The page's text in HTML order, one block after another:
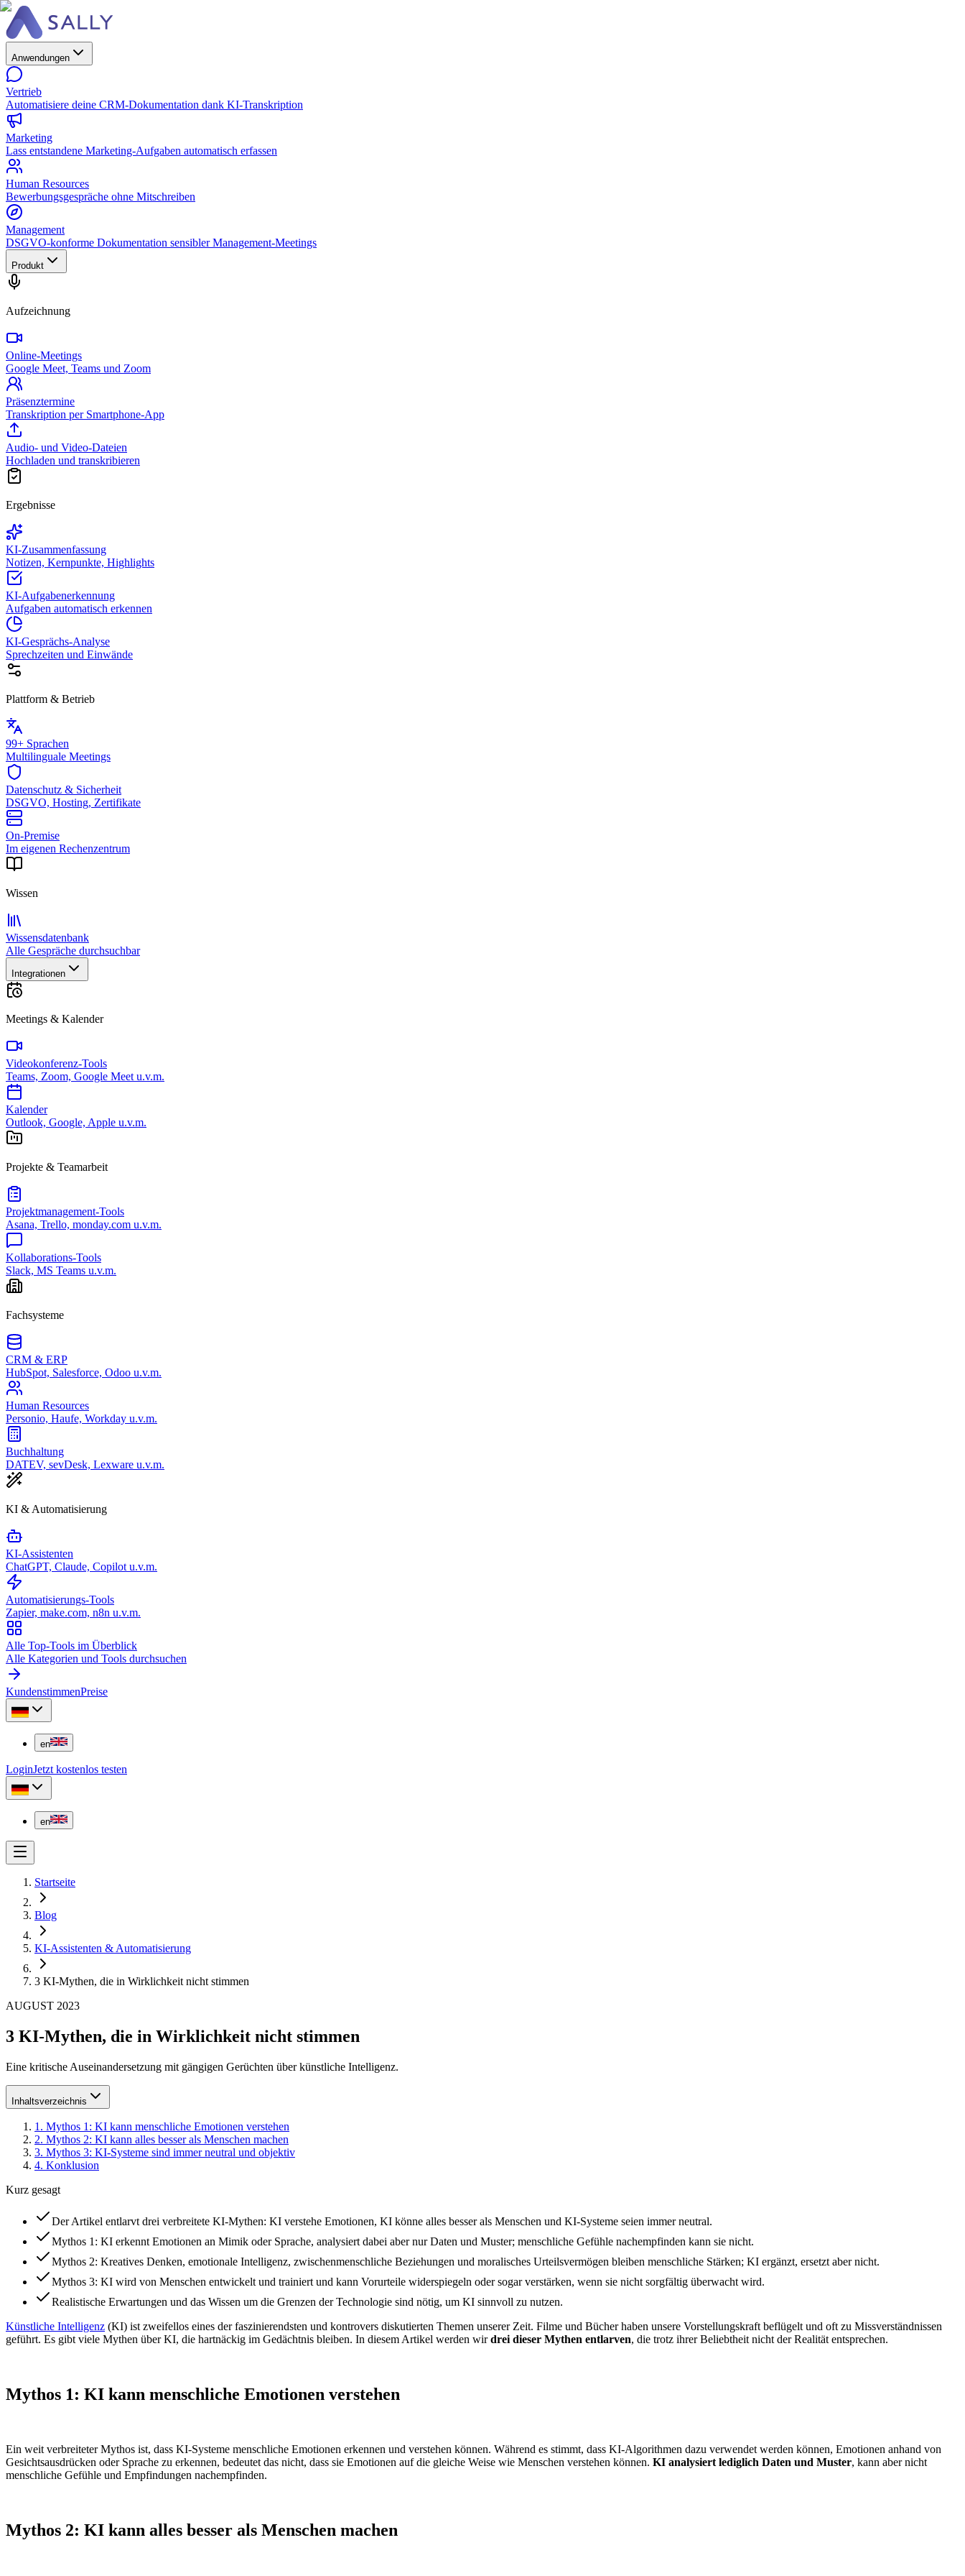
Anwendungen
Vertrieb
Automatisiere deine CRM-Dokumentation dank KI-Transkription
Marketing
Lass entstandene Marketing-Aufgaben automatisch erfassen
Human Resources
Bewerbungsgespräche ohne Mitschreiben
Management
DSGVO-konforme Dokumentation sensibler Management-Meetings
Produkt
Aufzeichnung
Online-Meetings
Google Meet, Teams und Zoom
Präsenztermine
Transkription per Smartphone-App
Audio- und Video-Dateien
Hochladen und transkribieren
Ergebnisse
KI-Zusammenfassung
Notizen, Kernpunkte, Highlights
KI-Aufgabenerkennung
Aufgaben automatisch erkennen
KI-Gesprächs-Analyse
Sprechzeiten und Einwände
Plattform & Betrieb
99+ Sprachen
Multilinguale Meetings
Datenschutz & Sicherheit
DSGVO, Hosting, Zertifikate
On-Premise
Im eigenen Rechenzentrum
Wissen
Wissensdatenbank
Alle Gespräche durchsuchbar
Integrationen
Meetings & Kalender
Videokonferenz-Tools
Teams, Zoom, Google Meet u.v.m.
Kalender
Outlook, Google, Apple u.v.m.
Projekte & Teamarbeit
Projektmanagement-Tools
Asana, Trello, monday.com u.v.m.
Kollaborations-Tools
Slack, MS Teams u.v.m.
Fachsysteme
CRM & ERP
HubSpot, Salesforce, Odoo u.v.m.
Human Resources
Personio, Haufe, Workday u.v.m.
Buchhaltung
DATEV, sevDesk, Lexware u.v.m.
KI & Automatisierung
KI-Assistenten
ChatGPT, Claude, Copilot u.v.m.
Automatisierungs-Tools
Zapier, make.com, n8n u.v.m.
Alle Top-Tools im Überblick
Alle Kategorien und Tools durchsuchen
KundenstimmenPreise
en
LoginJetzt kostenlos testen
en
Startseite
Blog
KI-Assistenten & Automatisierung
3 KI-Mythen, die in Wirklichkeit nicht stimmen
AUGUST 2023
3 KI-Mythen, die in Wirklichkeit nicht stimmen
Eine kritische Auseinandersetzung mit gängigen Gerüchten über künstliche Intelligenz.
Inhaltsverzeichnis
1 . Mythos 1: KI kann menschliche Emotionen verstehen
2. Mythos 2: KI kann alles besser als Menschen machen
3. Mythos 3: KI-Systeme sind immer neutral und objektiv
4. Konklusion
Kurz gesagt
Der Artikel entlarvt drei verbreitete KI-Mythen: KI verstehe Emotionen, KI könne alles besser als Menschen und KI-Systeme seien immer neutral.
Mythos 1: KI erkennt Emotionen an Mimik oder Sprache, analysiert dabei aber nur Daten und Muster; menschliche Gefühle nachempfinden kann sie nicht.
Mythos 2: Kreatives Denken, emotionale Intelligenz, zwischenmenschliche Beziehungen und moralisches Urteilsvermögen bleiben menschliche Stärken; KI ergänzt, ersetzt aber nicht.
Mythos 3: KI wird von Menschen entwickelt und trainiert und kann Vorurteile widerspiegeln oder sogar verstärken, wenn sie nicht sorgfältig überwacht wird.
Realistische Erwartungen und das Wissen um die Grenzen der Technologie sind nötig, um KI sinnvoll zu nutzen.
Künstliche Intelligenz (KI) ist zweifellos eines der faszinierendsten und kontrovers diskutierten Themen unserer Zeit. Filme und Bücher haben unsere Vorstellungskraft beflügelt und oft zu Missverständnissen
geführt. Es gibt viele Mythen über KI, die hartnäckig im Gedächtnis bleiben. In diesem Artikel werden wirdrei dieser Mythen entlarven, die trotz ihrer Beliebtheit nicht der Realität entsprechen.
Mythos 1: KI kann menschliche Emotionen verstehen
Ein weit verbreiteter Mythos ist, dass KI-Systeme menschliche Emotionen erkennen und verstehen können. Während es stimmt, dass KI-Algorithmen dazu verwendet werden können, Emotionen anhand von
Gesichtsausdrücken oder Sprache zu erkennen, bedeutet das nicht, dass sie Emotionen auf die gleiche Weise wie Menschen verstehen können. KI analysiert lediglich Daten und Muster, kann aber nicht
menschliche Gefühle und Empfindungen nachempfinden.
Mythos 2: KI kann alles besser als Menschen machen